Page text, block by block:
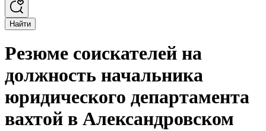
Найти
Резюме соискателей на
должность начальника
юридического департамента
вахтой в Александровском